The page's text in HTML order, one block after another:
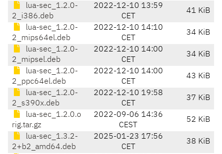
lua-sec_1.2.0-
2_i386.deb
2022-12-10 13:59
CET
41 KiB
lua-sec_1.2.0-
2_mips64el.deb
2022-12-10 14:10
CET
34 KiB
lua-sec_1.2.0-
2_mipsel.deb
2022-12-10 14:00
CET
34 KiB
lua-sec_1.2.0-
2_ppc64el.deb
2022-12-10 14:00
CET
43 KiB
lua-sec_1.2.0-
2_s390x.deb
2022-12-10 19:58
CET
37 KiB
lua-sec_1.2.0.o
rig.tar.gz
2022-09-06 14:36
CEST
52 KiB
lua-sec_1.3.2-
2+b2_amd64.deb
2025-01-23 17:56
CET
38 KiB